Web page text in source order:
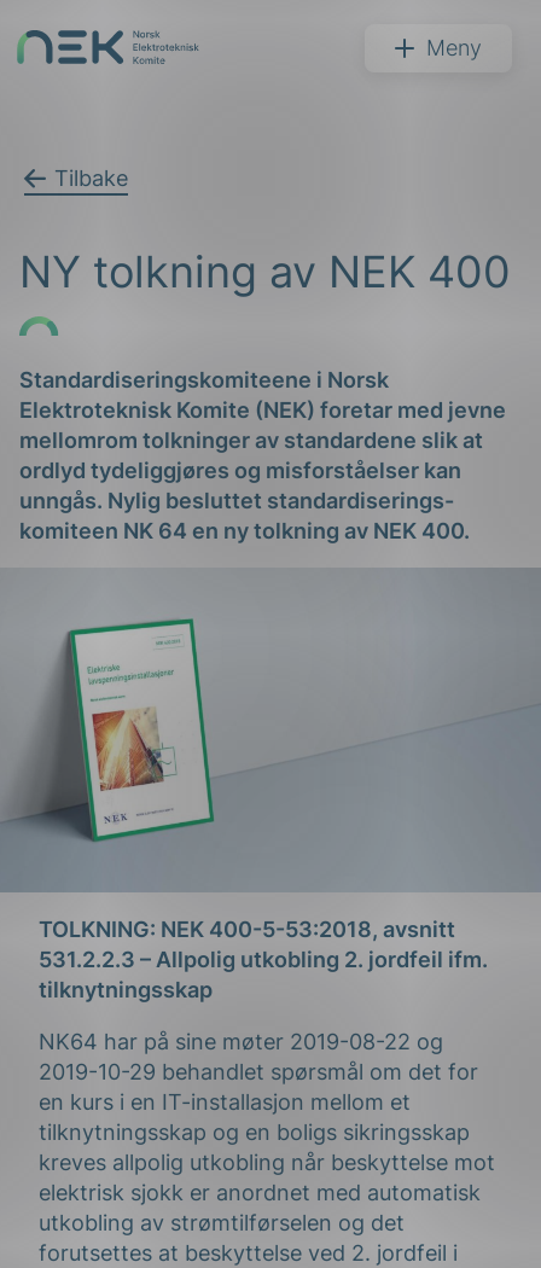
NEK Meny
Tilbake
NY tolkning av NEK 400
Standardiseringskomiteene i Norsk
Elektroteknisk Komite (NEK) foretar med jevne
mellomrom tolkninger av standardene slik at
ordlyd tydeliggjøres og misforståelser kan
unngås. Nylig besluttet standardiserings-
komiteen NK 64 en ny tolkning av NEK 400.
TOLKNING: NEK 400-5-53:2018, avsnitt
531.2.2.3 – Allpolig utkobling 2. jordfeil ifm.
tilknytningsskap
NK64 har på sine møter 2019-08-22 og
2019-10-29 behandlet spørsmål om det for
en kurs i en IT-installasjon mellom et
tilknytningsskap og en boligs sikringsskap
kreves allpolig utkobling når beskyttelse mot
elektrisk sjokk er anordnet med automatisk
utkobling av strømtilførselen og det
forutsettes at beskyttelse ved 2. jordfeil i